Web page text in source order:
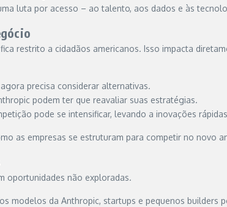
luta por acesso – ao talento, aos dados e às
restrito a cidadãos americanos. Isso impacta
precisa considerar alternativas.
podem ter que reavaliar suas estratégias.
pode se intensificar, levando a inovações
as empresas se estruturam para competir no novo
oportunidades não exploradas.
modelos da Anthropic, startups e pequenos builders